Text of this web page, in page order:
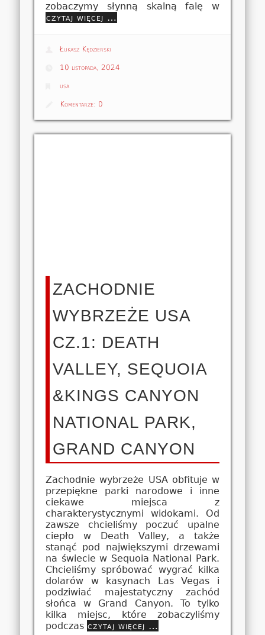
zobaczymy słynną skalną falę w
czytaj więcej …
Łukasz Kędzierski
10 listopada, 2024
usa
Komentarze: 0
ZACHODNIE
WYBRZEŻE USA
CZ.1: DEATH
VALLEY, SEQUOIA
&KINGS CANYON
NATIONAL PARK,
GRAND CANYON
Zachodnie wybrzeże USA obfituje w
przepiękne parki narodowe i inne
ciekawe miejsca z
charakterystycznymi widokami. Od
zawsze chcieliśmy poczuć upalne
ciepło w Death Valley, a także
stanąć pod największymi drzewami
na świecie w Sequoia National Park.
Chcieliśmy spróbować wygrać kilka
dolarów w kasynach Las Vegas i
podziwiać majestatyczny zachód
słońca w Grand Canyon. To tylko
kilka miejsc, które zobaczyliśmy
podczas czytaj więcej …